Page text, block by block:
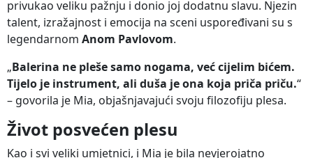
privukao veliku pažnju i donio joj dodatnu slavu. Njezin
talent, izražajnost i emocija na sceni uspoređivani su s
legendarnom Anom Pavlovom.
„Balerina ne pleše samo nogama, već cijelim bićem.
Tijelo je instrument, ali duša je ona koja priča priču.“
– govorila je Mia, objašnjavajući svoju filozofiju plesa.
Život posvećen plesu
Kao i svi veliki umjetnici, i Mia je bila nevjerojatno